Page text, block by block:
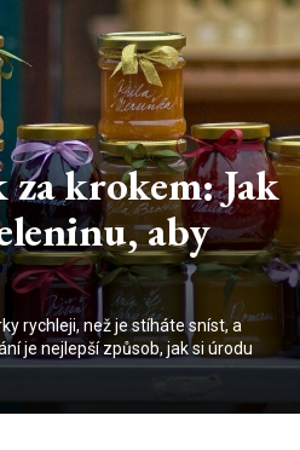
krokem: Jak
aby
rychleji, než je stíháte sníst, a
je nejlepší způsob, jak si úrodu